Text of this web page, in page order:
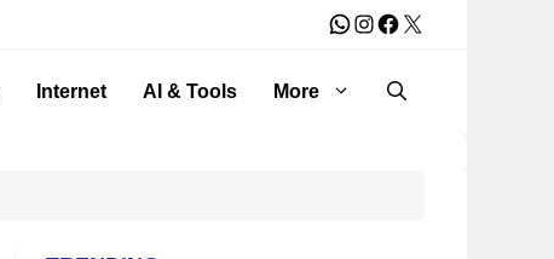
WhatsApp
Instagram
Facebook
X
Internet AI & Tools More